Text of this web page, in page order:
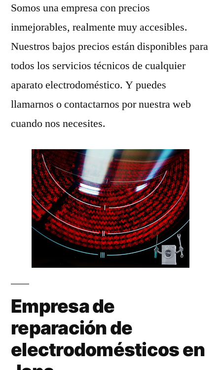
Somos una empresa con precios
inmejorables, realmente muy accesibles.
Nuestros bajos precios están disponibles para
todos los servicios técnicos de cualquier
aparato electrodoméstico. Y puedes
llamarnos o contactarnos por nuestra web
cuando nos necesites.
Empresa de
reparación de
electrodomésticos en